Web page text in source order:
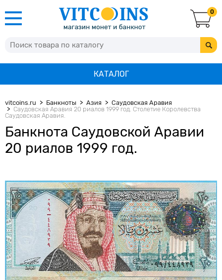
0
КАТАЛОГ
vitcoins.ru Банкноты Азия
Саудовская Аравия
Саудовская Аравия 20 риалов 1999 год. Столетие Королевства
Саудовская Аравия.
Банкнота Саудовской Аравии
20 риалов 1999 год.